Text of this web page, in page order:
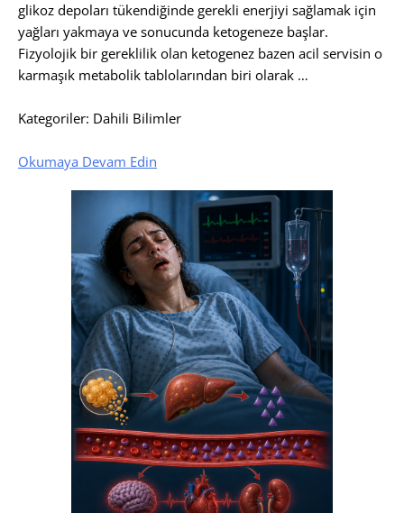
glikoz depoları tükendiğinde gerekli enerjiyi sağlamak için
yağları yakmaya ve sonucunda ketogeneze başlar.
Fizyolojik bir gereklilik olan ketogenez bazen acil servisin o
karmaşık metabolik tablolarından biri olarak …
Kategoriler: Dahili Bilimler
Okumaya Devam Edin